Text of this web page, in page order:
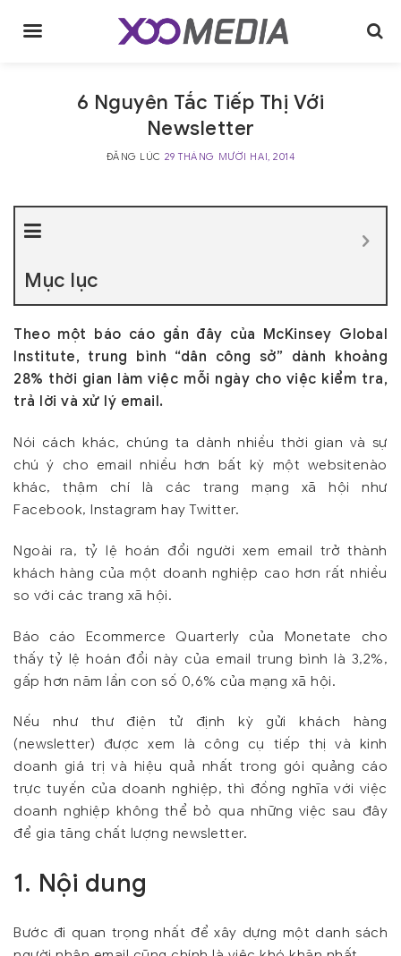
6 Nguyên Tắc Tiếp Thị Với
Newsletter
ĐĂNG LÚC 29 THÁNG MƯỜI HAI, 2014
Mục lục
Theo một báo cáo gần đây của McKinsey Global
Institute, trung bình “dân công sở” dành khoảng
28% thời gian làm việc mỗi ngày cho việc kiểm tra,
trả lời và xử lý email.
Nói cách khác, chúng ta dành nhiều thời gian và sự
chú ý cho email nhiều hơn bất kỳ một websitenào
khác, thậm chí là các trang mạng xã hội như
Facebook, Instagram hay Twitter.
Ngoài ra, tỷ lệ hoán đổi người xem email trở thành
khách hàng của một doanh nghiệp cao hơn rất nhiều
so với các trang xã hội.
Báo cáo Ecommerce Quarterly của Monetate cho
thấy tỷ lệ hoán đổi này của email trung bình là 3,2%,
gấp hơn năm lần con số 0,6% của mạng xã hội.
Nếu như thư điện tử định kỳ gửi khách hàng
(newsletter) được xem là công cụ tiếp thị và kinh
doanh giá trị và hiệu quả nhất trong gói quảng cáo
trực tuyến của doanh nghiệp, thì đồng nghĩa với việc
doanh nghiệp không thể bỏ qua những việc sau đây
để gia tăng chất lượng newsletter.
1. Nội dung
Bước đi quan trọng nhất để xây dựng một danh sách